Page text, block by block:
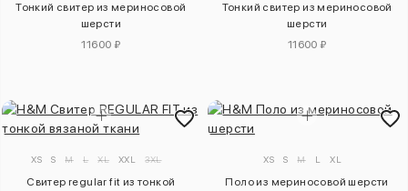
Тонкий свитер из мериносовой
шерсти
11600 ₽
Тонкий свитер из мериносовой
шерсти
11600 ₽
XS S M L XL XXL 3XL
Свитер regular fit из тонкой
XS S M L XL
Поло из мериносовой шерсти